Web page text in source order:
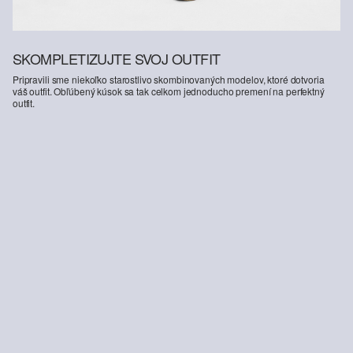
SKOMPLETIZUJTE SVOJ OUTFIT
Pripravili sme niekoľko starostlivo skombinovaných modelov, ktoré dotvoria
váš outfit. Obľúbený kúsok sa tak celkom jednoducho premení na perfektný
outfit.